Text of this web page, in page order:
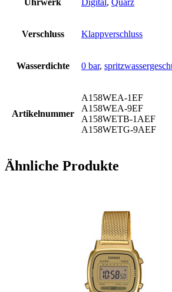
Uhrwerk Digital , Quarz
Verschluss Klappverschluss
Wasserdichte 0 bar,
Artikelnummer
A158WEA-1EF
A158WEA-9EF
A158WETB-1AEF
A158WETG-9AEF
Ähnliche Produkte